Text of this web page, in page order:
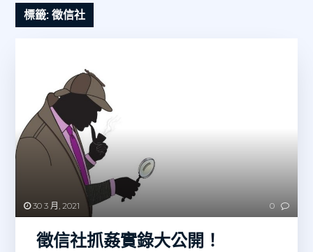
標籤:徵信社
30 3 月, 2021 0
徵信社抓姦實錄大公開！